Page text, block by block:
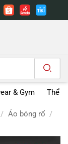
& Gym Thể
/ Áo bóng rổ /